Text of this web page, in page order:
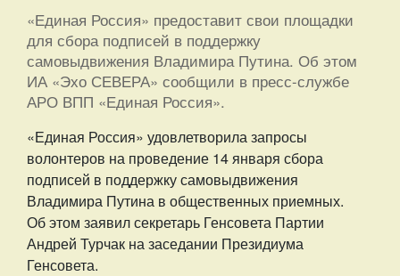
«Единая Россия» предоставит свои площадки
для сбора подписей в поддержку
самовыдвижения Владимира Путина. Об этом
ИА «Эхо СЕВЕРА» сообщили в пресс-службе
АРО ВПП «Единая Россия».
«Единая Россия» удовлетворила запросы
волонтеров на проведение 14 января сбора
подписей в поддержку самовыдвижения
Владимира Путина в общественных приемных.
Об этом заявил секретарь Генсовета Партии
Андрей Турчак на заседании Президиума
Генсовета.